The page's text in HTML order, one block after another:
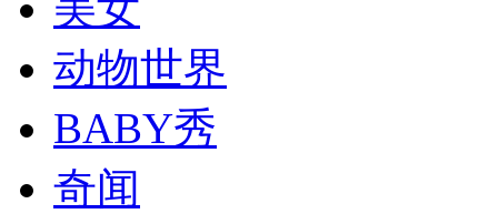
动物世界
BABY秀
奇闻